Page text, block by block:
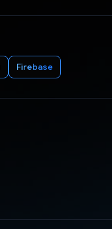
Firebase